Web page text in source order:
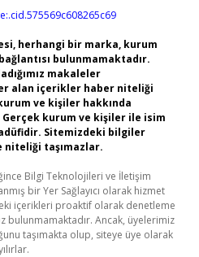
herhangi bir marka, kurum
bulunmamaktadır.
makaleler
alan içerikler haber niteliği
ve kişiler hakkında
Gerçek kurum ve kişiler ile isim
Sitemizdeki bilgiler
taşımazlar.
Bilgi Teknolojileri ve İletişim
bir Yer Sağlayıcı olarak hizmet
içerikleri proaktif olarak denetleme
bulunmamaktadır. Ancak, üyelerimiz
taşımakta olup, siteye üye olarak